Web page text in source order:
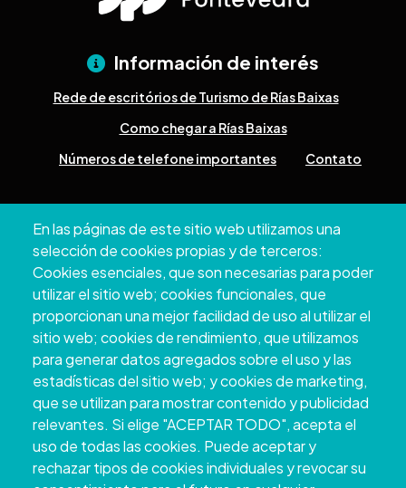
En las páginas de este sitio web utilizamos una
selección de cookies propias y de terceros:
Cookies esenciales, que son necesarias para poder
utilizar el sitio web; cookies funcionales, que
proporcionan una mejor facilidad de uso al utilizar el
sitio web; cookies de rendimiento, que utilizamos
para generar datos agregados sobre el uso y las
estadísticas del sitio web; y cookies de marketing,
que se utilizan para mostrar contenido y publicidad
relevantes. Si elige "ACEPTAR TODO", acepta el
uso de todas las cookies. Puede aceptar y
rechazar tipos de cookies individuales y revocar su
Información de interés
Rede de escritórios de Turismo de Rías Baixas
Como chegar a Rías Baixas
Números de telefone importantes
Contato
Pontevedra
+34 986 804 100 | +34 986 804 124
Copyright © 2026. Conselho Provincial de